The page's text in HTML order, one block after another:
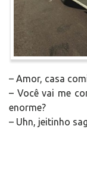
– Amor, casa
– Você vai me
enorme?
– Uhn, jeitinho